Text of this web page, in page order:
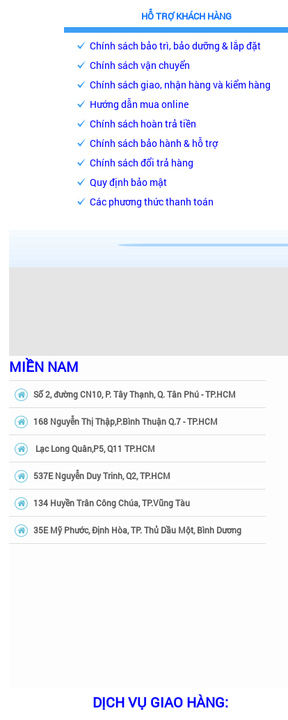
HỖ TRỢ KHÁCH HÀNG
Chính sách bảo trì, bảo dưỡng & lắp đặt
Chính sách vận chuyển
Chính sách giao, nhận hàng và kiểm hàng
Hướng dẫn mua online
Chính sách hoàn trả tiền
Chính sách bảo hành & hỗ trợ
Chính sách đổi trả hàng
Quy định bảo mật
Các phương thức thanh toán
MIỀN NAM
Số 2, đường CN10, P. Tây Thạnh, Q. Tân Phú - TP.HCM
168 Nguyễn Thị Thập,P.Bình Thuận Q.7 - TP.HCM
Lạc Long Quân,P5, Q11 TP.HCM
537E Nguyễn Duy Trinh, Q2, TP.HCM
134 Huyền Trân Công Chúa, TP.Vũng Tàu
35E Mỹ Phước, Định Hòa, TP. Thủ Dầu Một, Bình Dương
DỊCH VỤ GIAO HÀNG: